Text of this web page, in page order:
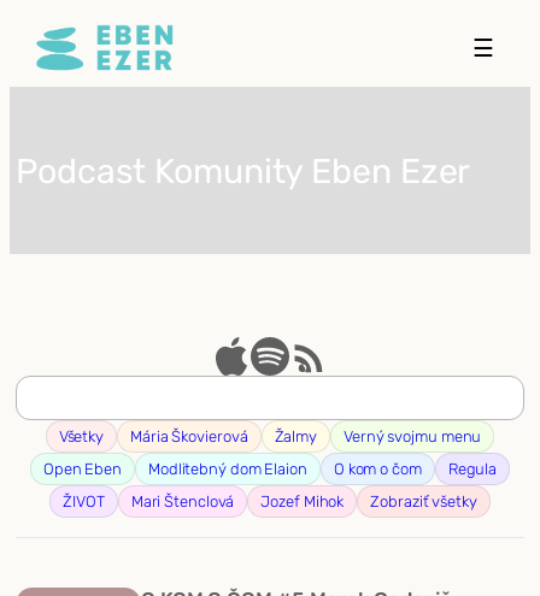
Prejsť
obsah
☰
Podcast Komunity Eben Ezer
Všetky Mária Škovierová Žalmy
Verný svojmu menu
Open Eben
Modlitebný dom Elaion O kom o čom
Regula
ŽIVOT
Mari Štenclová Jozef Mihok Zobraziť všetky